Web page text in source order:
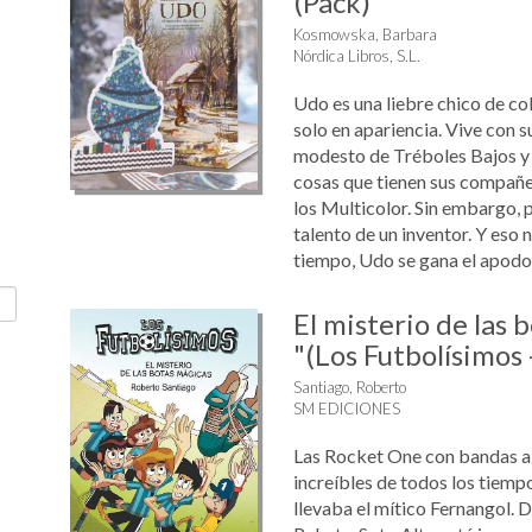
Kosmowska, Barbara
Nórdica Libros, S.L.
Udo es una liebre chico de
solo en apariencia. Vive con
modesto de Tréboles Bajos
cosas que tienen sus
los Multicolor. Sin embargo,
talento de un inventor. Y eso
tiempo, Udo se gana el
El misterio de las
"(Los Futbolísimos
Santiago, Roberto
SM EDICIONES
Las Rocket One con bandas
increíbles de todos los
llevaba el mítico Fernangol.